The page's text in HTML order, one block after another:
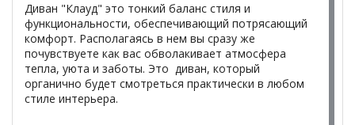
Диван "Клауд" это тонкий баланс стиля и
функциональности, обеспечивающий потрясающий
комфорт. Располагаясь в нем вы сразу же
почувствуете как вас обволакивает атмосфера
тепла, уюта и заботы. Это диван, который
органично будет смотреться практически в любом
стиле интерьера.